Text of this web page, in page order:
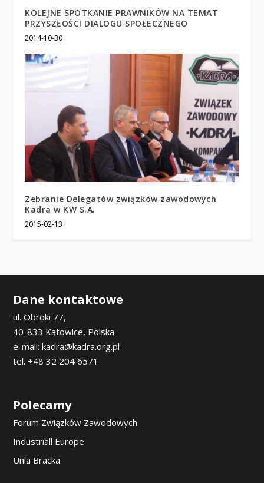
KOLEJNE SPOTKANIE PRAWNIKÓW NA TEMAT
PRZYSZŁOŚCI DIALOGU SPOŁECZNEGO
2014-10-30
Zebranie Delegatów związków zawodowych
Kadra w KW S.A.
2015-02-13
Dane kontaktowe
ul. Obroki 77,
40-833 Katowice, Polska
e-mail: kadra@kadra.org.pl
tel. +48 32 204 6571
Polecamy
Forum Związków Zawodowych
Industriall Europe
Unia Bracka